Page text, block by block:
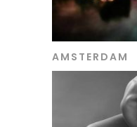
AMSTERDAM